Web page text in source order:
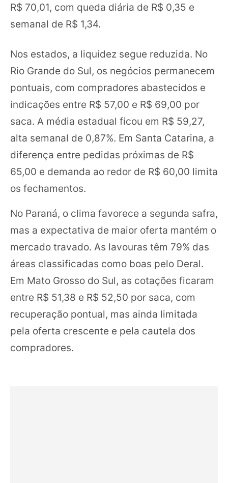
R$ 70,01, com queda diária de R$ 0,35 e
semanal de R$ 1,34.
Nos estados, a liquidez segue reduzida. No
Rio Grande do Sul, os negócios permanecem
pontuais, com compradores abastecidos e
indicações entre R$ 57,00 e R$ 69,00 por
saca. A média estadual ficou em R$ 59,27,
alta semanal de 0,87%. Em Santa Catarina, a
diferença entre pedidas próximas de R$
65,00 e demanda ao redor de R$ 60,00 limita
os fechamentos.
No Paraná, o clima favorece a segunda safra,
mas a expectativa de maior oferta mantém o
mercado travado. As lavouras têm 79% das
áreas classificadas como boas pelo Deral.
Em Mato Grosso do Sul, as cotações ficaram
entre R$ 51,38 e R$ 52,50 por saca, com
recuperação pontual, mas ainda limitada
pela oferta crescente e pela cautela dos
compradores.